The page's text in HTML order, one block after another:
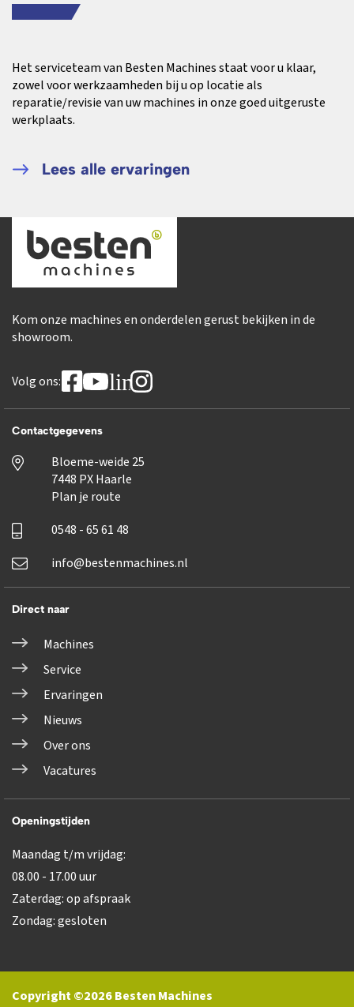
Het serviceteam van Besten Machines staat voor u klaar,
zowel voor werkzaamheden bij u op locatie als
reparatie/revisie van uw machines in onze goed uitgeruste
werkplaats.
Lees alle ervaringen
Kom onze machines en onderdelen gerust bekijken in de
showroom.
Volg ons: linkedin
Contactgegevens
Bloeme-weide 25
7448 PX Haarle
Plan je route
0548 - 65 61 48
info@bestenmachines.nl
Direct naar
Machines
Service
Ervaringen
Nieuws
Over ons
Vacatures
Openingstijden
Maandag t/m vrijdag:
08.00 - 17.00 uur
Zaterdag: op afspraak
Zondag: gesloten
Copyright ©2026 Besten Machines